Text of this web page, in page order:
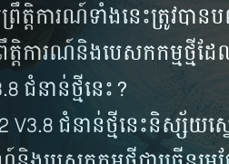
ត្តិ​ការណ៍​ទាំង​នេះ​ត្រូវ​បា
តិការណ៍និងបេសកកម្មថ្មីដែល​
ជំនាន់​ថ្មី​នេះ?​
ជំនាន់​ថ្មី​នេះ​និស្ស័យ​ស្ន